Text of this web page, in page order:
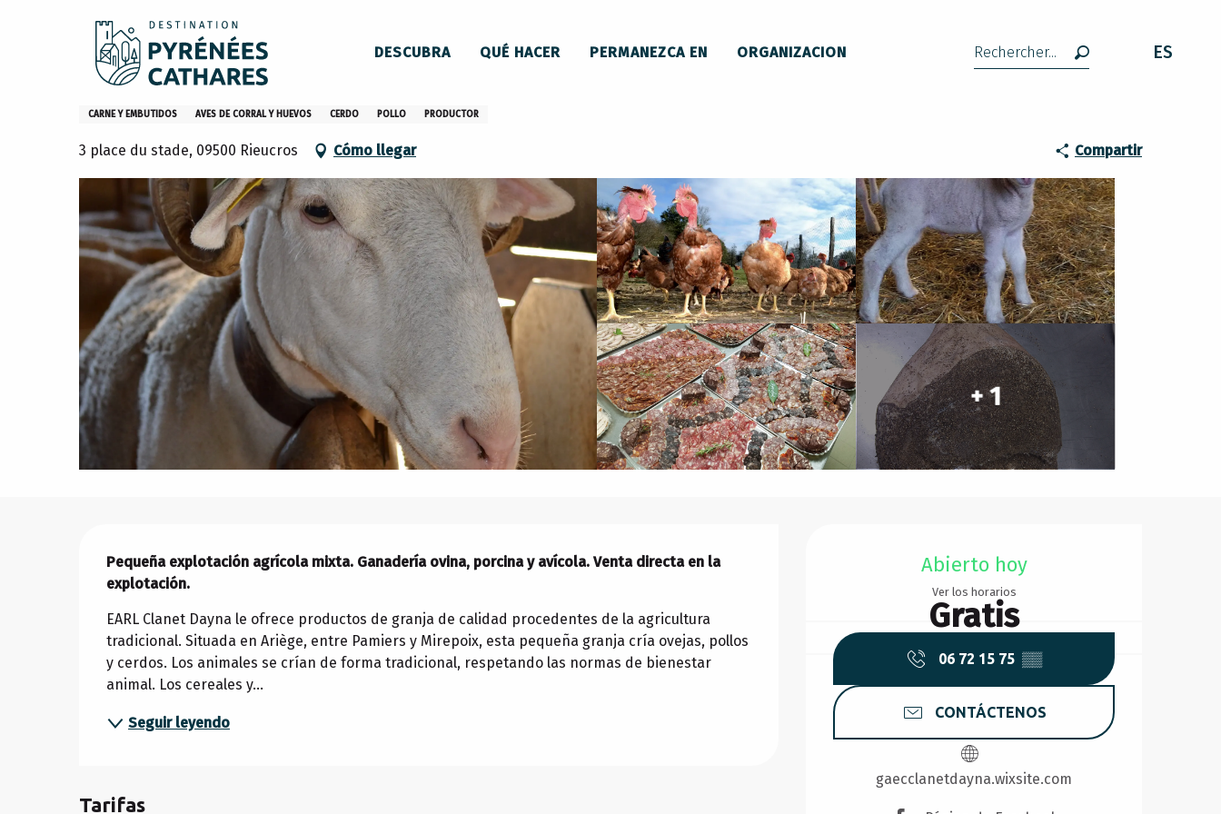
Buscar ES
DESCUBRA QUÉ HACER PERMANEZCA EN ORGANIZACION
Inicio EARL Clanet-Dayna
EARL Clanet-Dayna
CARNE Y EMBUTIDOS AVES DE CORRAL Y HUEVOS CERDO POLLO PRODUCTOR
3 place du stade, 09500 Rieucros Cómo llegar Compartir
+ 1
Abierto hoy
Ver los horarios
Gratis
06 72 15 75 ▒▒
CONTÁCTENOS
gaecclanetdayna.wixsite.com
Descripción
Pequeña explotación agrícola mixta. Ganadería ovina, porcina y avícola. Venta directa en la
explotación.
EARL Clanet Dayna le ofrece productos de granja de calidad procedentes de la agricultura
tradicional. Situada en Ariège, entre Pamiers y Mirepoix, esta pequeña granja cría ovejas, pollos
y cerdos. Los animales se crían de forma tradicional, respetando las normas de bienestar
animal. Los cereales y...
Seguir leyendo
Tarifas